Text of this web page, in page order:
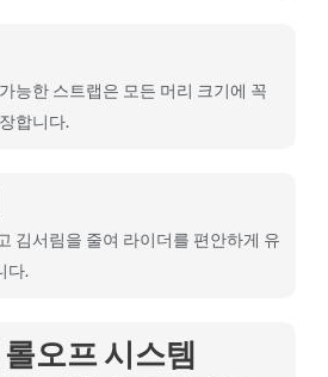
능한 스트랩은 모든 머리 크기에 꼭
합니다.
김서림을 줄여 라이더를 편안하게 유
다.
오프 시스템